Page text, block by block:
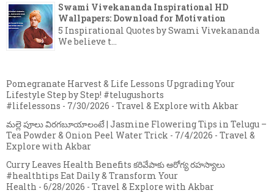
Swami Vivekananda Inspirational HD
Wallpapers: Download for Motivation
5 Inspirational Quotes by Swami Vivekananda
We believe t...
Pomegranate Harvest & Life Lessons Upgrading Your
Lifestyle Step by Step! #telugushorts
#lifelessons - 7/30/2026 - Travel & Explore with Akbar
మల్లె పూలు విరగబూయాలంటే | Jasmine Flowering Tips in Telugu –
Tea Powder & Onion Peel Water Trick - 7/4/2026 - Travel &
Explore with Akbar
Curry Leaves Health Benefits కరివేపాకు ఆరోగ్య రహస్యాలు
#healthtips Eat Daily & Transform Your
Health - 6/28/2026 - Travel & Explore with Akbar